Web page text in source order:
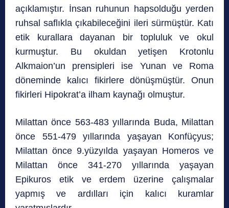
açıklamıştır. İnsan ruhunun hapsolduğu yerden
ruhsal saflıkla çıkabileceğini ileri sürmüştür. Katı
etik kurallara dayanan bir topluluk ve okul
kurmuştur. Bu okuldan yetişen Krotonlu
Alkmaion’un prensipleri ise Yunan ve Roma
döneminde kalıcı fikirlere dönüşmüştür. Onun
fikirleri Hipokrat’a ilham kaynağı olmuştur.
Milattan önce 563-483 yıllarında Buda, Milattan
önce 551-479 yıllarında yaşayan Konfüçyus;
Milattan önce 9.yüzyılda yaşayan Homeros ve
Milattan önce 341-270 yıllarında yaşayan
Epikuros etik ve erdem üzerine çalışmalar
yapmış ve ardılları için kalıcı kuramlar